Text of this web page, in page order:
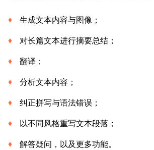
生成文本内容与图像；
对长篇文本进行摘要总结；
翻译；
分析文本内容；
纠正拼写与语法错误；
以不同风格重写文本段落；
解答疑问，以及更多功能。